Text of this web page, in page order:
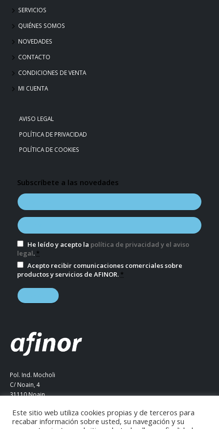
SERVICIOS
QUIÉNES SOMOS
NOVEDADES
CONTACTO
CONDICIONES DE VENTA
MI CUENTA
AVISO LEGAL
POLÍTICA DE PRIVACIDAD
POLÍTICA DE COOKIES
Subscríbete a las novedades
He leído y acepto la política de privacidad y el aviso
legal. *
Acepto recibir comunicaciones comerciales sobre
productos y servicios de AFINOR. *
Pol. Ind. Mocholi
C/ Noain, 4
31110 Noain
Tel. +34 948 290 387
Este sitio web utiliza cookies propias y de terceros para
recabar información sobre usted, su navegación y su